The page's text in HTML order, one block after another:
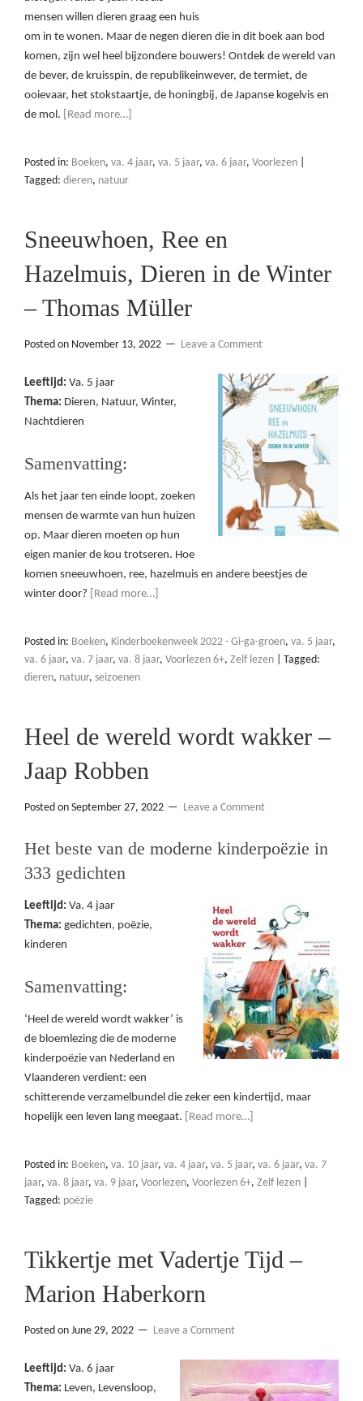
mensen willen dieren graag een huis
om in te wonen. Maar de negen dieren die in dit boek aan bod
komen, zijn wel heel bijzondere bouwers! Ontdek de wereld van
de bever, de kruisspin, de republikeinwever, de termiet, de
ooievaar, het stokstaartje, de honingbij, de Japanse kogelvis en
de mol.
[Read more…]
Posted in: Boeken, va. 4 jaar, va. 5 jaar, va. 6 jaar, Voorlezen
Tagged: dieren, natuur
Sneeuwhoen, Ree en
Hazelmuis, Dieren in de Winter
– Thomas Müller
Posted on November 13, 2022 Leave a Comment
Leeftijd: Va. 5 jaar
Thema: Dieren, Natuur, Winter,
Nachtdieren
Samenvatting:
Als het jaar ten einde loopt, zoeken
mensen de warmte van hun huizen
op. Maar dieren moeten op hun
eigen manier de kou trotseren. Hoe
komen sneeuwhoen, ree, hazelmuis en andere beestjes de
winter door?
[Read more…]
Posted in: Boeken, Kinderboekenweek 2022 - Gi-ga-groen, va. 5 jaar,
va. 6 jaar, va. 7 jaar, va. 8 jaar, Voorlezen 6+, Zelf lezen
Tagged:
dieren, natuur, seizoenen
Heel de wereld wordt wakker –
Jaap Robben
Posted on September 27, 2022 Leave a Comment
Het beste van de moderne kinderpoëzie in
333 gedichten
Leeftijd: Va. 4 jaar
Thema: gedichten, poëzie,
kinderen
Samenvatting:
‘Heel de wereld wordt wakker’ is
de bloemlezing die de moderne
kinderpoëzie van Nederland en
Vlaanderen verdient: een
schitterende verzamelbundel die zeker een kindertijd, maar
hopelijk een leven lang meegaat.
[Read more…]
Posted in: Boeken, va. 10 jaar, va. 4 jaar, va. 5 jaar, va. 6 jaar, va. 7
jaar, va. 8 jaar, va. 9 jaar, Voorlezen, Voorlezen 6+, Zelf lezen
Tagged: poëzie
Tikkertje met Vadertje Tijd –
Marion Haberkorn
Posted on June 29, 2022 Leave a Comment
Leeftijd: Va. 6 jaar
Thema: Leven, Levensloop,